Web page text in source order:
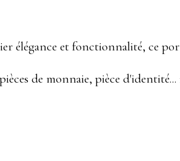
élégance et fonctionnalité, ce
de monnaie, pièce